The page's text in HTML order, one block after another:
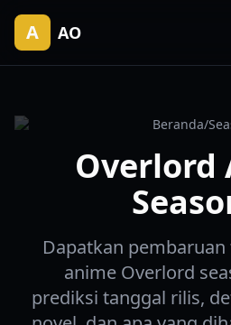
A AO
Beranda/
Overlord
Dapatkan
anime Overlord
prediksi tanggal rilis,